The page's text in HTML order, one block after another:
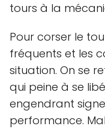
tours à la
Pour corser le
fréquents et les
situation. On se
qui peine à se
engendrant
performance.